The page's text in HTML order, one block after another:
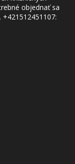
objednať sa